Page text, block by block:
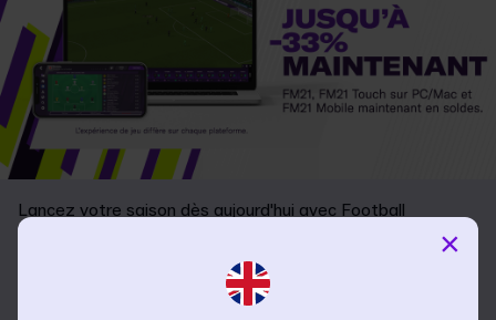
Lancez votre saison dès aujourd'hui avec Football
Manager 2021 (PC/Mac) et Football Manager 2021 Touch
(PC/Mac)* désormais avec 20 % de réduction jusqu'au 15
×